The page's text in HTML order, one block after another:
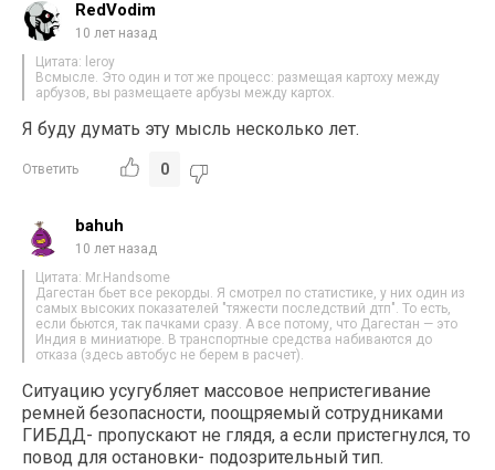
RedVodim
10 лет назад
Цитата: leroy
Всмысле. Это один и тот же процесс: размещая картоху между
арбузов, вы размещаете арбузы между картох.
Я буду думать эту мысль несколько лет.
Ответить 0
bahuh
10 лет назад
Цитата: Mr.Handsome
Дагестан бьет все рекорды. Я смотрел по статистике, у них один из
самых высоких показателей "тяжести последствий дтп". То есть,
если бьются, так пачками сразу. А все потому, что Дагестан — это
Индия в миниатюре. В транспортные средства набиваются до
отказа (здесь автобус не берем в расчет).
Ситуацию усугубляет массовое непристегивание
ремней безопасности, поощряемый сотрудниками
ГИБДД- пропускают не глядя, а если пристегнулся, то
повод для остановки- подозрительный тип.